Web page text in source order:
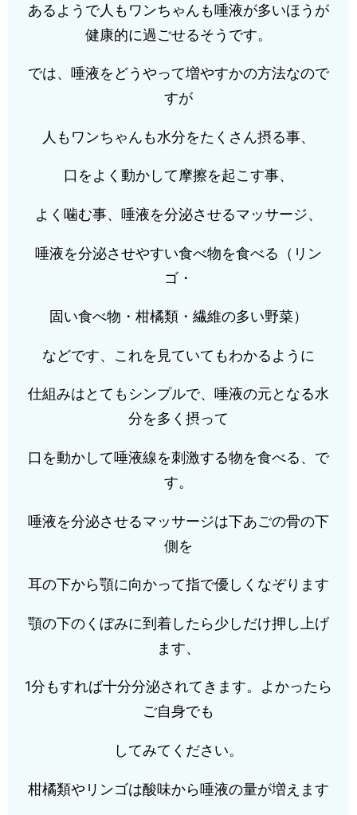
あるようで人もワンちゃんも唾液が多いほうが
健康的に過ごせるそうです。
では、唾液をどうやって増やすかの方法なので
すが
人もワンちゃんも水分をたくさん摂る事、
口をよく動かして摩擦を起こす事、
よく噛む事、唾液を分泌させるマッサージ、
唾液を分泌させやすい食べ物を食べる（リン
ゴ・
固い食べ物・柑橘類・繊維の多い野菜）
などです、これを見ていてもわかるように
仕組みはとてもシンプルで、唾液の元となる水
分を多く摂って
口を動かして唾液線を刺激する物を食べる、で
す。
唾液を分泌させるマッサージは下あごの骨の下
側を
耳の下から顎に向かって指で優しくなぞります
顎の下のくぼみに到着したら少しだけ押し上げ
ます、
1分もすれば十分分泌されてきます。よかったら
ご自身でも
してみてください。
柑橘類やリンゴは酸味から唾液の量が増えます